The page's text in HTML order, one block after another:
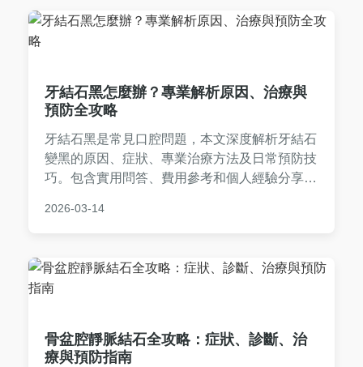
牙結石黑怎麼辦？專業解析原因、治療與
預防全攻略
牙結石黑是常見口腔問題，本文深度解析牙結石
變黑的原因、症狀、專業治療方法及日常預防技
巧。包含實用問答、費用參考和個人經驗分享，
2026-03-14
骨盆腔靜脈結石全攻略：症狀、診斷、治
療與預防指南